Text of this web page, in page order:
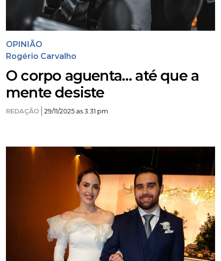
OPINIÃO
Rogério Carvalho
O corpo aguenta… até que a
mente desiste
REDAÇÃO 29/11/2025 as 3:31 pm